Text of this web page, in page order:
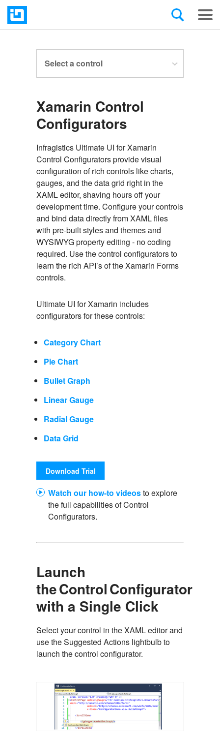
Select a control
Xamarin Control
Configurators
Infragistics Ultimate UI for Xamarin
Control Configurators provide visual
configuration of rich controls like charts,
gauges, and the data grid right in the
XAML editor, shaving hours off your
development time. Configure your controls
and bind data directly from XAML files
with pre-built styles and themes and
WYSIWYG property editing - no coding
required. Use the control configurators to
learn the rich API’s of the Xamarin Forms
controls.
Ultimate UI for Xamarin includes
configurators for these controls:
Category Chart
Pie Chart
Bullet Graph
Linear Gauge
Radial Gauge
Data Grid
Download Trial
Watch our how-to videosto explore
the full capabilities of Control
Configurators.
Launch
the Control Configurator
with a Single Click
Select your control in the XAML editor and
use the Suggested Actions lightbulb to
launch the control configurator.